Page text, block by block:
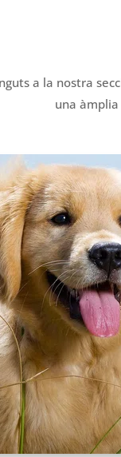
a la nostra
una